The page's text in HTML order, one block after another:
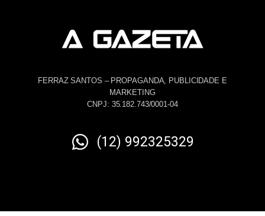
FERRAZ SANTOS – PROPAGANDA, PUBLICIDADE E
MARKETING
CNPJ: 35.182.743/0001-04
(12) 992325329